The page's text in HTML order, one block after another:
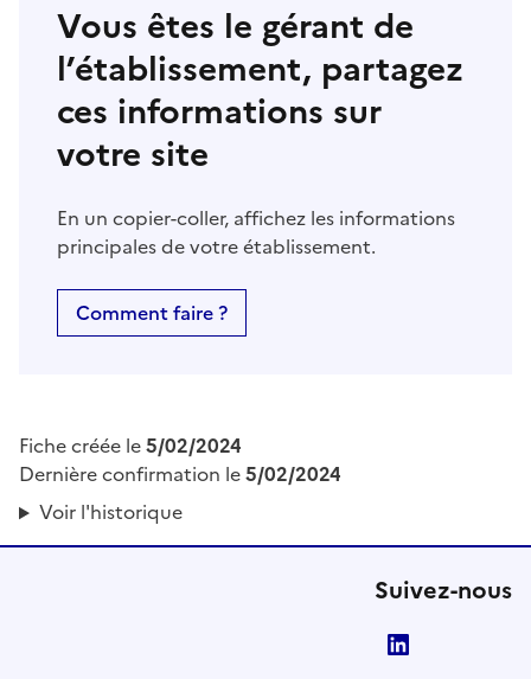
Vous êtes le gérant de
l’établissement, partagez
ces informations sur
votre site
En un copier-coller, affichez les informations
principales de votre établissement.
Comment faire ?
Fiche créée le5/02/2024
Dernière confirmation le5/02/2024
Voir l'historique
Suivez-nous